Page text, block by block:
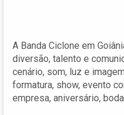
A Banda Ciclone em
diversão, talento e
cenário, som, luz e
formatura, show, evento
empresa, aniversário,